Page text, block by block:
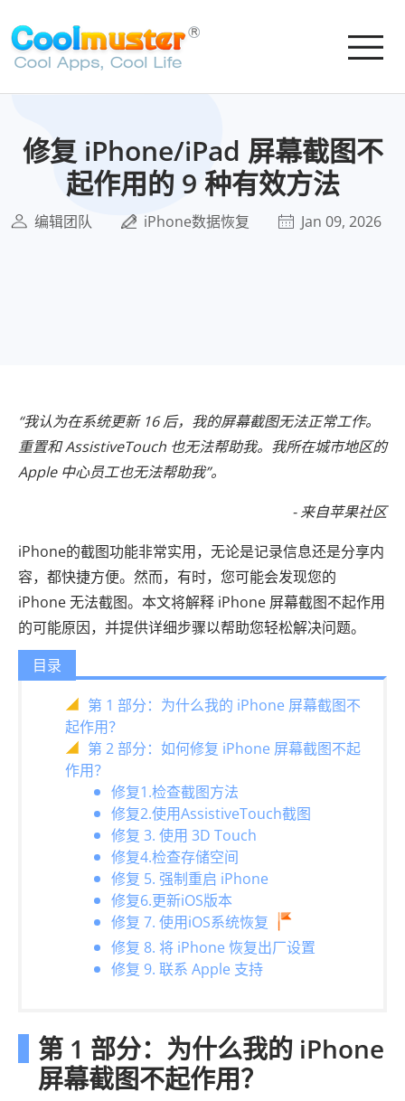
修复 iPhone/iPad 屏幕截图不
起作用的 9 种有效方法
编辑团队 iPhone数据恢复 Jan 09, 2026
“我认为在系统更新 16 后，我的屏幕截图无法正常工作。
重置和 AssistiveTouch 也无法帮助我。我所在城市地区的
Apple 中心员工也无法帮助我”。
- 来自苹果社区
iPhone的截图功能非常实用，无论是记录信息还是分享内
容，都快捷方便。然而，有时，您可能会发现您的
iPhone 无法截图。本文将解释 iPhone 屏幕截图不起作用
的可能原因，并提供详细步骤以帮助您轻松解决问题。
目录
第 1 部分：为什么我的 iPhone 屏幕截图不
起作用？
第 2 部分：如何修复 iPhone 屏幕截图不起
作用？
修复1.检查截图方法
修复2.使用AssistiveTouch截图
修复 3. 使用 3D Touch
修复4.检查存储空间
修复 5. 强制重启 iPhone
修复6.更新iOS版本
修复 7. 使用iOS系统恢复
修复 8. 将 iPhone 恢复出厂设置
修复 9. 联系 Apple 支持
第 1 部分：为什么我的 iPhone
屏幕截图不起作用？